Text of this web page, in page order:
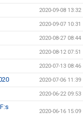
2020-09-08 13:32
2020-09-07 10:31
2020-08-27 08:44
2020-08-12 07:51
2020-07-13 08:46
2020-07-06 11:39
2020-06-22 09:53
2020-06-16 15:09